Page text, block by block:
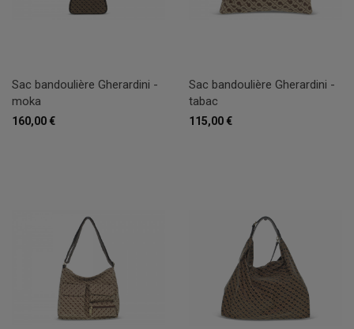
Sac bandoulière Gherardini -
moka
160,00 €
Sac bandoulière Gherardini -
tabac
115,00 €